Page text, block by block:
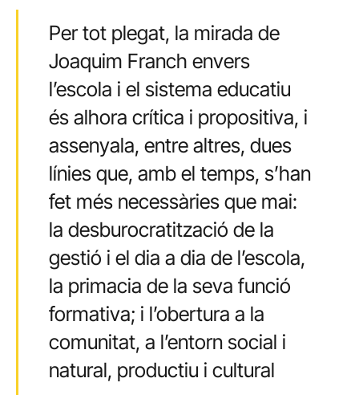
Per tot plegat, la mirada de
Joaquim Franch envers
l’escola i el sistema educatiu
és alhora crítica i propositiva, i
assenyala, entre altres, dues
línies que, amb el temps, s’han
fet més necessàries que mai:
la desburocratització de la
gestió i el dia a dia de l’escola,
la primacia de la seva funció
formativa; i l’obertura a la
comunitat, a l’entorn social i
natural, productiu i cultural